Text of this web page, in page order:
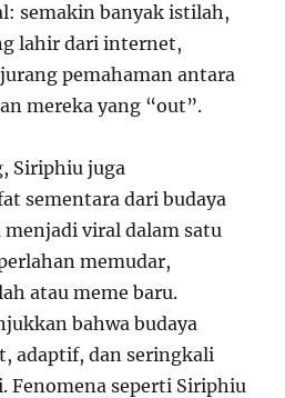
semakin banyak istilah,
lahir dari internet,
pemahaman antara
mereka yang “out”.
Siriphiu juga
sementara dari budaya
viral dalam satu
memudar,
atau meme baru.
bahwa budaya
adaptif, dan seringkali
Fenomena seperti Siriphiu